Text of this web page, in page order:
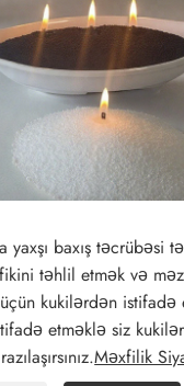
şam hazırlama
bilər?
yaxşı baxış təcrübəsi
təhlil etmək və
kukilərdən istifadə
etməklə siz
Məxfilik